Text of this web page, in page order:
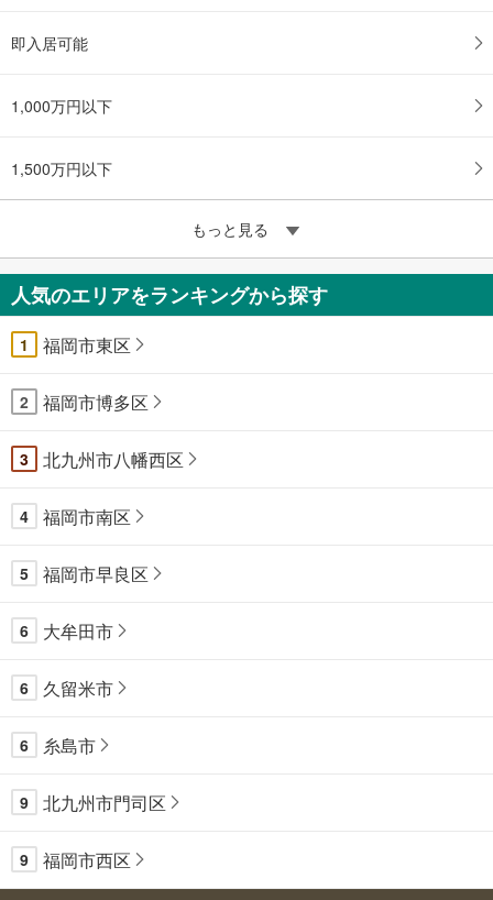
即入居可能
1,000万円以下
1,500万円以下
もっと見る
人気のエリアをランキングから探す
1 福岡市東区
2 福岡市博多区
3 北九州市八幡西区
4 福岡市南区
5 福岡市早良区
6 大牟田市
6 久留米市
6 糸島市
9 北九州市門司区
9 福岡市西区